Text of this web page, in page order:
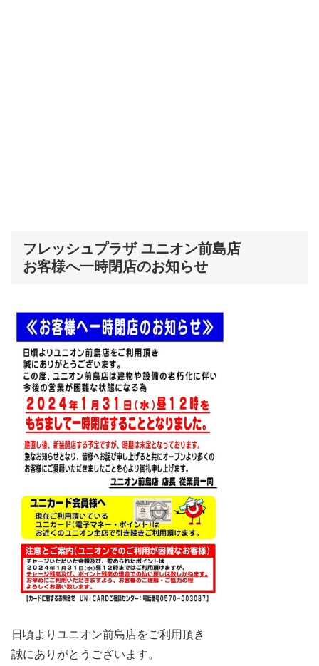
フレッシュプラザ ユニオン前島店
お客様へ一時閉店のお知らせ
日頃よりユニオン前島店をご利用頂き
誠にありがとうございます。